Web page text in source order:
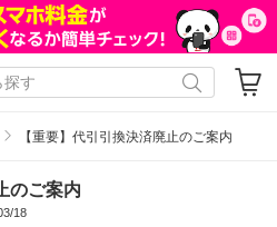
【重要】代引引換決済廃止のご案内
のご案内
18